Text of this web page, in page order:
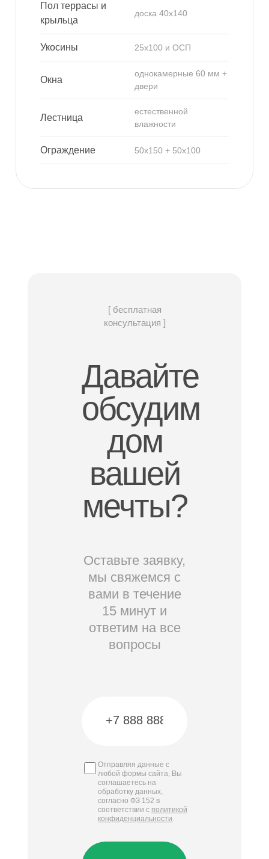
Пол террасы и
крыльца
доска 40х140
Укосины 25х100 и ОСП
Окна
однокамерные 60 мм +
двери
Лестница
естественной
влажности
Ограждение 50х150 + 50х100
[ бесплатная
консультация ]
Давайте
обсудим
дом
вашей
мечты?
Оставьте заявку,
мы свяжемся с
вами в течение
15 минут и
ответим на все
вопросы
Отправляя данные с
любой формы сайта, Вы
соглашаетесь на
обработку данных,
согласно ФЗ 152 в
соответствии с политикой
конфиденциальности.